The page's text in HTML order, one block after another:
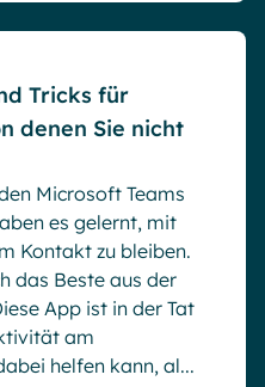
Tricks für
denen Sie nicht
Microsoft Teams
es gelernt, mit
Kontakt zu bleiben.
das Beste aus der
App ist in der Tat
am
helfen kann, al...